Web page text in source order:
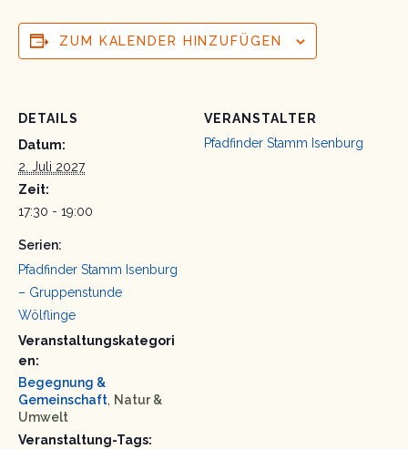
ZUM KALENDER HINZUFÜGEN
DETAILS
Datum:
2. Juli 2027
Zeit:
17:30 - 19:00
Serien:
Pfadfinder Stamm Isenburg
– Gruppenstunde
Wölflinge
Veranstaltungskategori
en:
Begegnung &
Gemeinschaft Natur &
Umwelt
Veranstaltung-Tags:
VERANSTALTER
Pfadfinder Stamm Isenburg